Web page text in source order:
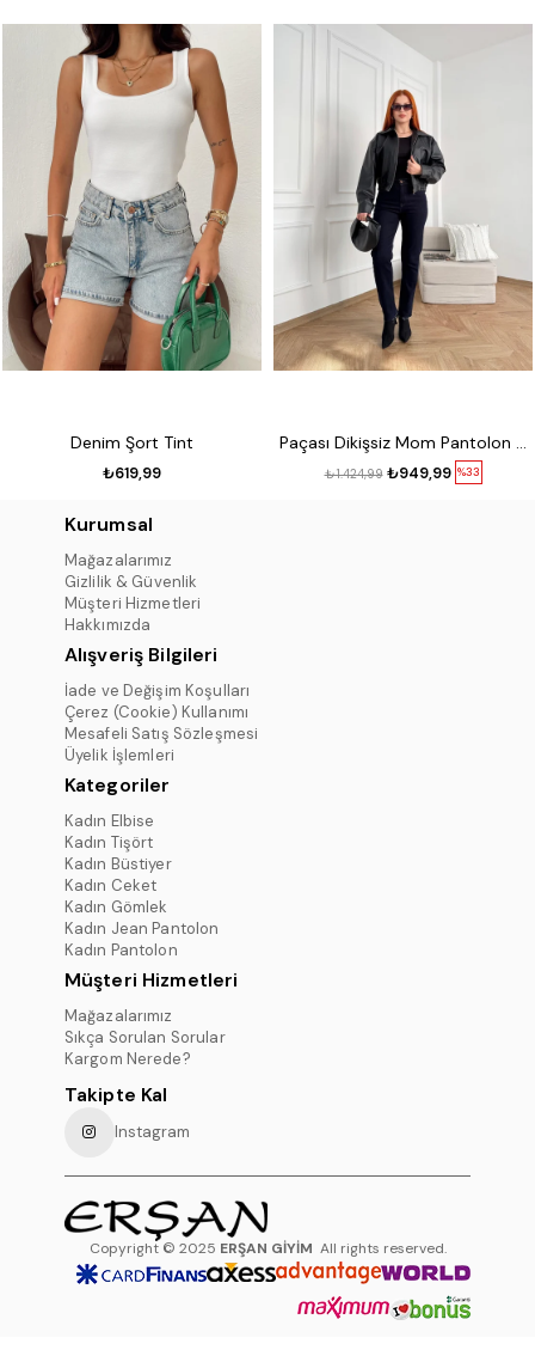
Denim Şort Tint
₺619,99
Paçası Dikişsiz Mom Pantolon 17 lacivert
%33
₺949,99
₺1.424,99
Kurumsal
Mağazalarımız
Gizlilik & Güvenlik
Müşteri Hizmetleri
Hakkımızda
Alışveriş Bilgileri
İade ve Değişim Koşulları
Çerez (Cookie) Kullanımı
Mesafeli Satış Sözleşmesi
Üyelik İşlemleri
Kategoriler
Kadın Elbise
Kadın Tişört
Kadın Büstiyer
Kadın Ceket
Kadın Gömlek
Kadın Jean Pantolon
Kadın Pantolon
Müşteri Hizmetleri
Mağazalarımız
Sıkça Sorulan Sorular
Kargom Nerede?
Takipte Kal
Instagram
Copyright © 2025 ERŞAN GİYİM All rights reserved.